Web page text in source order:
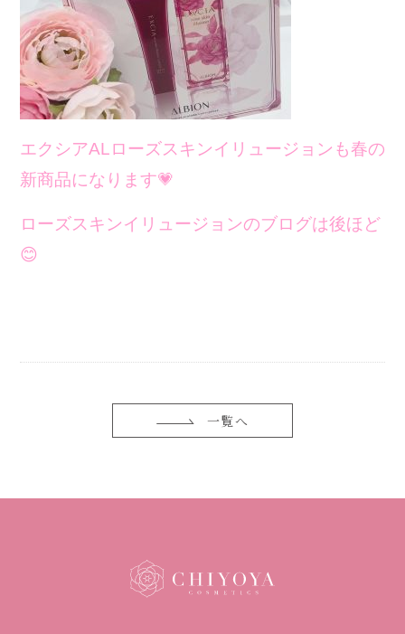
エクシアALローズスキンイリュージョンも春の
新商品になります💗
ローズスキンイリュージョンのブログは後ほど
😊
一覧へ